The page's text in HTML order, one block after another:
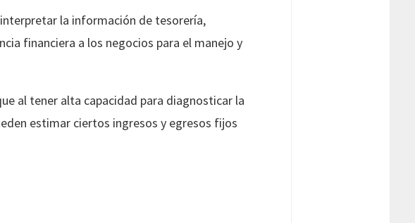
la información de tesorería,
financiera a los negocios para el manejo y
al tener alta capacidad para diagnosticar la
estimar ciertos ingresos y egresos fijos